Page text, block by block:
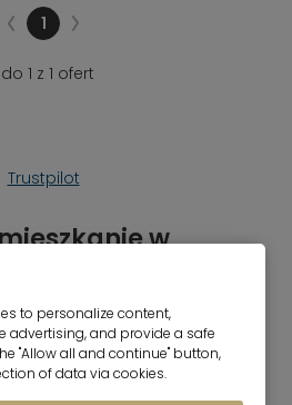
1
do 1 z 1 ofert
Trustpilot
w
wynajęcia w krótkim czasie?
w pełni umeblowane
i domy. Twój
tam, gdzie inni
to personalize content,
advertising, and provide a safe
"Allow all and continue" button,
of data via cookies.